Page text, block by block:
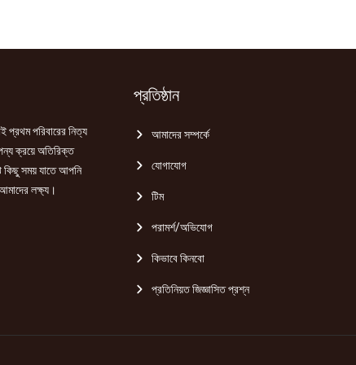
প্রথম পরিবারের নিত্য
ক্রয়ে অতিরিক্ত
কিছু সময় যাতে আপনি
লক্ষ্য।
প্রতিষ্ঠান
আমাদের সম্পর্কে
যোগাযোগ
টিম
পরামর্শ/অভিযোগ
কিভাবে কিনবো
প্রতিনিয়ত জিজ্ঞাসিত প্রশ্ন